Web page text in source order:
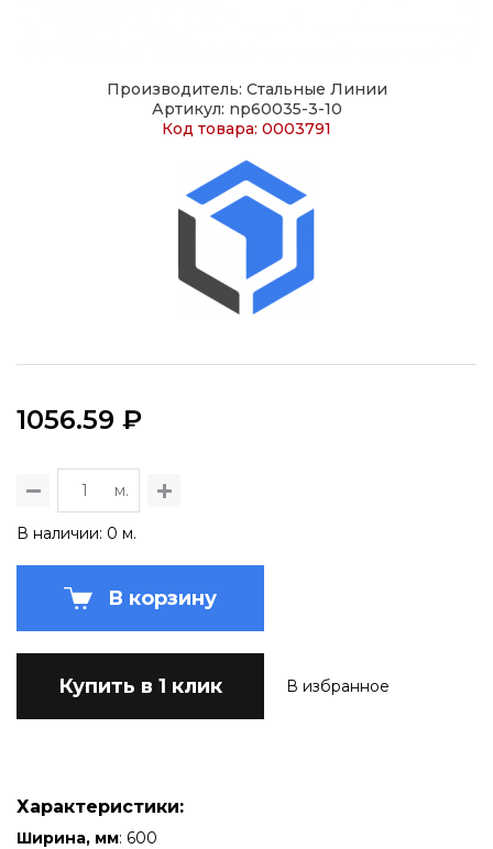
Производитель: Стальные Линии
Артикул: np60035-3-10
Код товара: 0003791
1056.59 ₽
м.
В наличии: 0 м.
В корзину
Купить в 1 клик В избранное
Характеристики:
Ширина, мм: 600